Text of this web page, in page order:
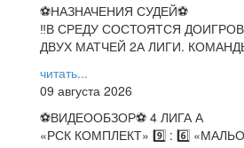
⚽НАЗНАЧЕНИЯ СУДЕЙ⚽
‼В СРЕДУ СОСТОЯТСЯ
ДВУХ МАТЧЕЙ 2А ЛИГИ.
читать...
09 августа 2026
⚽️ВИДЕООБЗОР⚽️ 4 ЛИГА А
«РСК КОМПЛЕКТ» 9️⃣ : 6️⃣